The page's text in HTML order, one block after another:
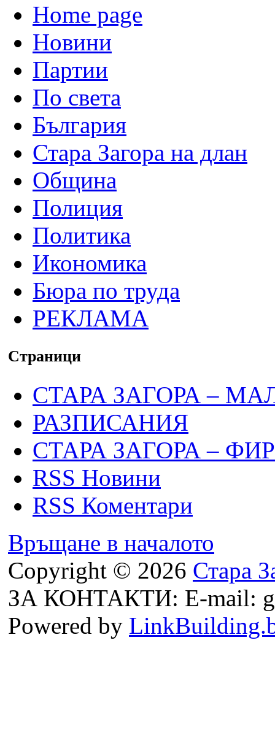
Home page
Новини
Партии
По света
България
Стара Загора на длан
Община
Полиция
Политика
Икономика
Бюра по труда
РЕКЛАМА
Страници
СТАРА ЗАГОРА –
РАЗПИСАНИЯ
СТАРА ЗАГОРА –
RSS Новини
RSS Коментари
Връщане в началото
Copyright © 2026 Стара
ЗА КОНТАКТИ: E-mail:
Powered by